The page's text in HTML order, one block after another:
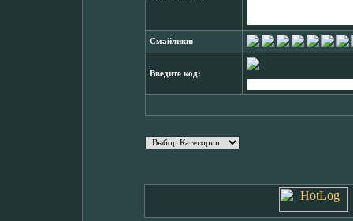
Смайлики:
Введите код: